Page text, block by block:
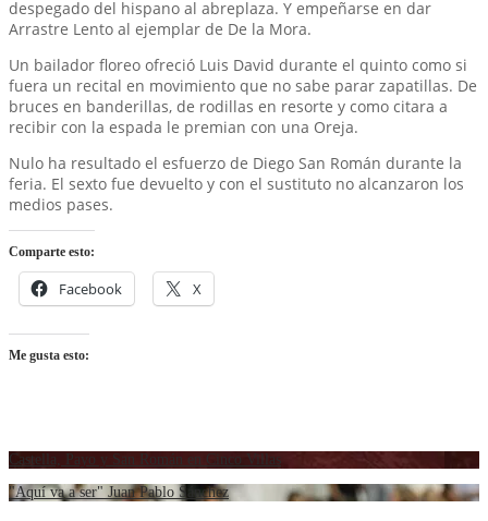
despegado del hispano al abreplaza. Y empeñarse en dar
Arrastre Lento al ejemplar de De la Mora.
Un bailador floreo ofreció Luis David durante el quinto como si
fuera un recital en movimiento que no sabe parar zapatillas. De
bruces en banderillas, de rodillas en resorte y como citara a
recibir con la espada le premian con una Oreja.
Nulo ha resultado el esfuerzo de Diego San Román durante la
feria. El sexto fue devuelto y con el sustituto no alcanzaron los
medios pases.
Comparte esto:
Facebook X
Me gusta esto:
Castella, Payo y San Román en Cinco Villas
"Aquí va a ser" Juan Pablo Sánchez